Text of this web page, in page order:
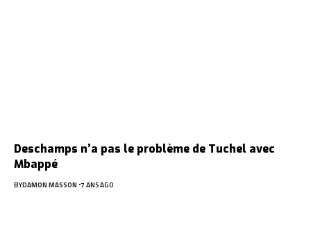
Deschamps n’a pas le problème de Tuchel avec
Mbappé
BYDAMON MASSON 7 ANS AGO